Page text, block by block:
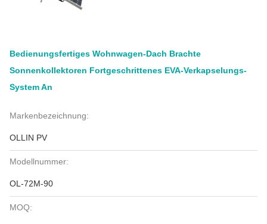
Bedienungsfertiges Wohnwagen-Dach Brachte
Sonnenkollektoren Fortgeschrittenes EVA-Verkapselungs-
System An
Markenbezeichnung:
OLLIN PV
Modellnummer:
OL-72M-90
MOQ: